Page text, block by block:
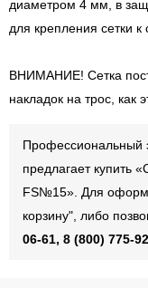
диаметром 4 мм, в
для крепления сетки к
ВНИМАНИЕ! Сетка
накладок на трос, как
Профессиональный
предлагает купить
FS№15». Для
корзину", либо
06-61, 8 (800) 775-